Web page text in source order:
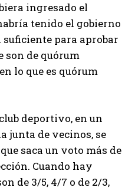
ingresado el
tenido el gobierno
para aprobar
son de quórum
lo que es quórum
deportivo, en un
junta de vecinos, se
saca un voto más de
Cuando hay
de 3/5, 4/7 o de 2/3,